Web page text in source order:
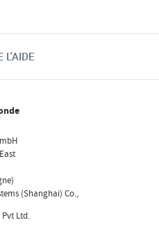
L'AIDE
(Shanghai) Co.,
Ltd.